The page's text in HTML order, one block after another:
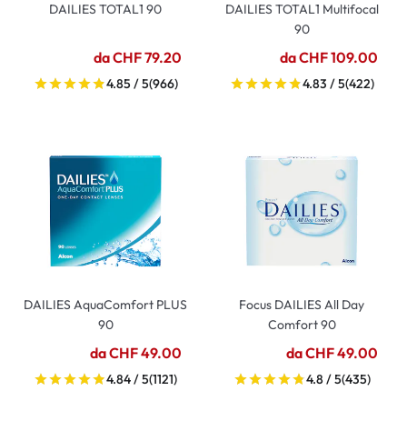
DAILIES TOTAL1 90
da CHF 79.20
4.85 / 5(966)
DAILIES TOTAL1 Multifocal
90
da CHF 109.00
4.83 / 5(422)
DAILIES AquaComfort PLUS
90
da CHF 49.00
4.84 / 5(1121)
Focus DAILIES All Day
Comfort 90
da CHF 49.00
4.8 / 5(435)